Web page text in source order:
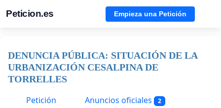
Peticion.es Empieza una Petición
DENUNCIA PÚBLICA: SITUACIÓN DE LA
URBANIZACIÓN CESALPINA DE
TORRELLES
Petición
Anuncios oficiales 2